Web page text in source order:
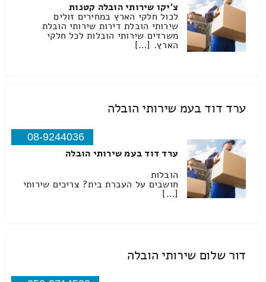
צ'יקו שירותי הובלה קטנות
לכול חלקי הארץ במחירים זולים
שירותי הובלת דירות שירותי הובלת
משרדים שירותי הובלות לכל חלקי
הארץ. […]
ערד דוד בעמ שירותי הובלה
08-9244036
ערד דוד בעמ שירותי הובלה
הובלות
חושבים על העברת בית? צריכים שירותי
[…]
דור שלום שירותי הובלה